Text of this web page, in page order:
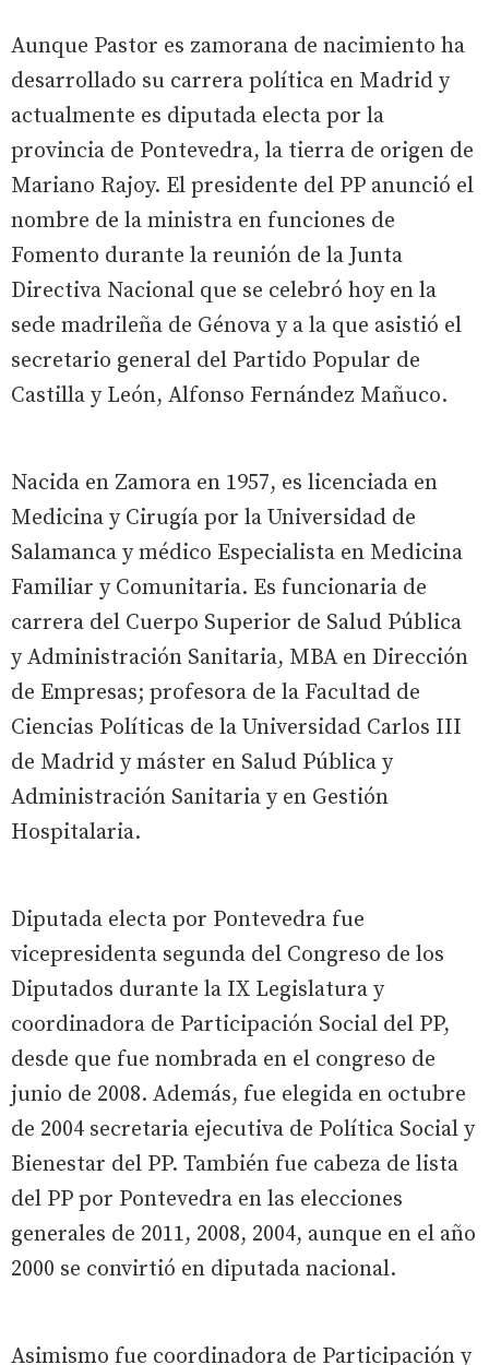
Aunque Pastor es zamorana de nacimiento ha
desarrollado su carrera política en Madrid y
actualmente es diputada electa por la
provincia de Pontevedra, la tierra de origen de
Mariano Rajoy. El presidente del PP anunció el
nombre de la ministra en funciones de
Fomento durante la reunión de la Junta
Directiva Nacional que se celebró hoy en la
sede madrileña de Génova y a la que asistió el
secretario general del Partido Popular de
Castilla y León, Alfonso Fernández Mañuco.
Nacida en Zamora en 1957, es licenciada en
Medicina y Cirugía por la Universidad de
Salamanca y médico Especialista en Medicina
Familiar y Comunitaria. Es funcionaria de
carrera del Cuerpo Superior de Salud Pública
y Administración Sanitaria, MBA en Dirección
de Empresas; profesora de la Facultad de
Ciencias Políticas de la Universidad Carlos III
de Madrid y máster en Salud Pública y
Administración Sanitaria y en Gestión
Hospitalaria.
Diputada electa por Pontevedra fue
vicepresidenta segunda del Congreso de los
Diputados durante la IX Legislatura y
coordinadora de Participación Social del PP,
desde que fue nombrada en el congreso de
junio de 2008. Además, fue elegida en octubre
de 2004 secretaria ejecutiva de Política Social y
Bienestar del PP. También fue cabeza de lista
del PP por Pontevedra en las elecciones
generales de 2011, 2008, 2004, aunque en el año
2000 se convirtió en diputada nacional.
Asimismo fue coordinadora de Participación y